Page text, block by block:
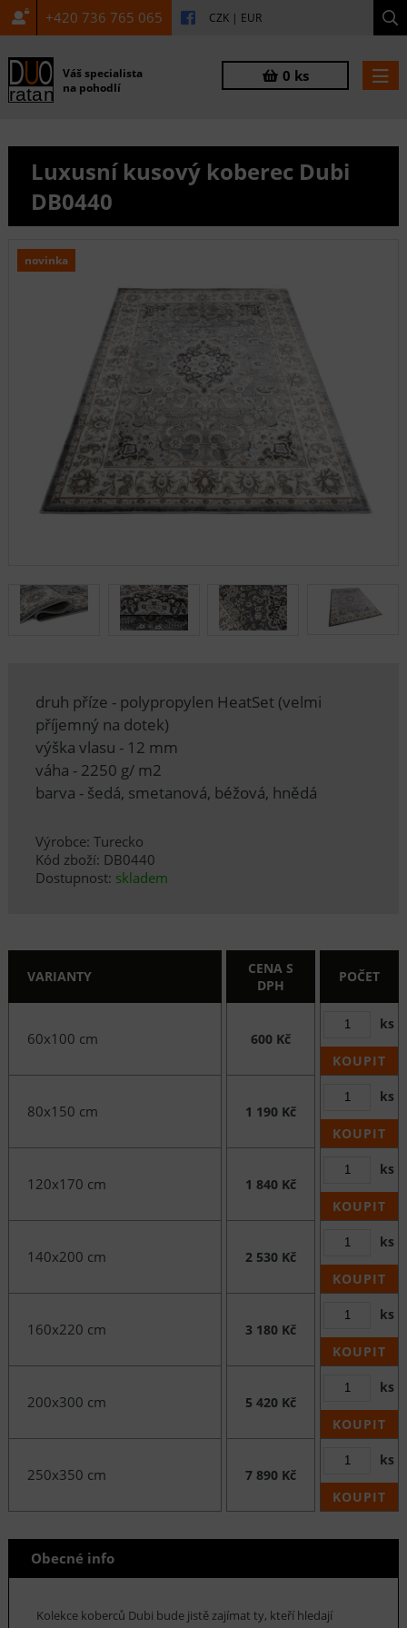
+420 736 765 065 CZK | EUR
Váš specialista
na pohodlí
0 ks
Luxusní kusový koberec Dubi
DB0440
novinka
druh příze - polypropylen HeatSet (velmi
příjemný na dotek)
výška vlasu - 12 mm
váha - 2250 g/ m2
barva - šedá, smetanová, béžová, hnědá
Výrobce: Turecko
Kód zboží: DB0440
Dostupnost: skladem
VARIANTY
CENA S
DPH
POČET
60x100 cm 600 Kč
ks
KOUPIT
80x150 cm 1 190 Kč
ks
KOUPIT
120x170 cm 1 840 Kč
ks
KOUPIT
140x200 cm 2 530 Kč
ks
KOUPIT
160x220 cm 3 180 Kč
ks
KOUPIT
200x300 cm 5 420 Kč
ks
KOUPIT
250x350 cm 7 890 Kč
ks
KOUPIT
Obecné info
Kolekce koberců Dubi bude jistě zajímat ty, kteří hledají